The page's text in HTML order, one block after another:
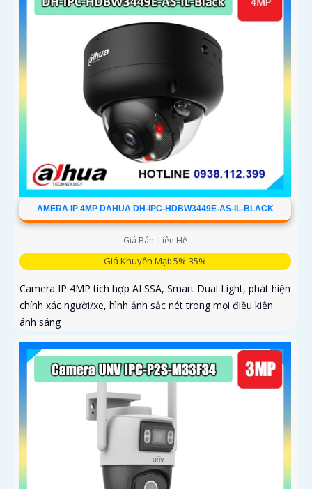
AMERA IP 4MP DAHUA DH-IPC-HDBW3449E-AS-IL-BLACK
Giá Bán: Liên Hệ
Giá Khuyến Mại: 5%-35%
Camera IP 4MP tích hợp AI SSA, Smart Dual Light, phát hiện
chính xác người/xe, hình ảnh sắc nét trong mọi điều kiện
ánh sáng